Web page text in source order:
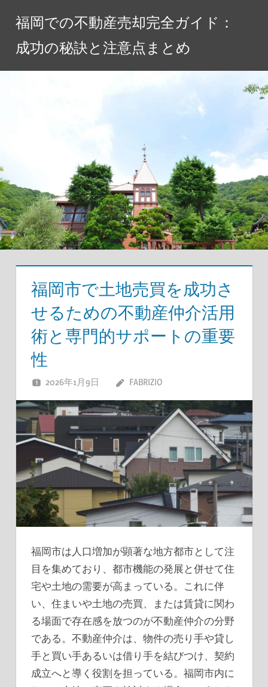
プ
福岡での不動産売却完全ガイド：
成功の秘訣と注意点まとめ
福岡市で土地売買を成功さ
せるための不動産仲介活用
術と専門的サポートの重要
性
2026年1月9日 FABRIZIO
福岡市は人口増加が顕著な地方都市として注
目を集めており、都市機能の発展と併せて住
宅や土地の需要が高まっている。 これに伴
い、住まいや土地の売買、または賃貸に関わ
る場面で存在感を放つのが不動産仲介の分野
である。不動産仲介は、物件の売り手や貸し
手と買い手あるいは借り手を結びつけ、契約
成立へと導く役割を担っている。福岡市内に